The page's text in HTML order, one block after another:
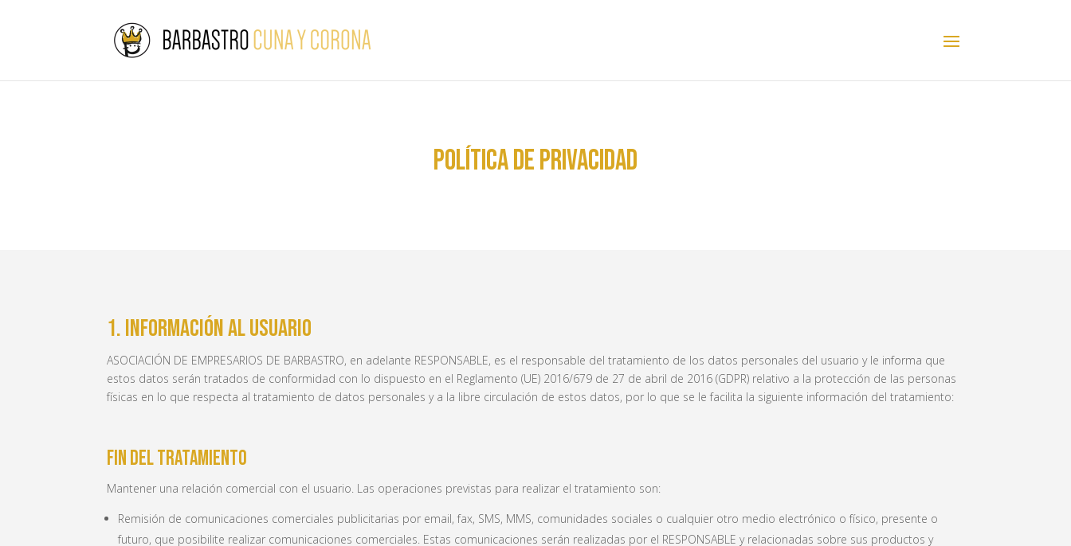
Política de privacidad
1. INFORMACIÓN AL USUARIO
ASOCIACIÓN DE EMPRESARIOS DE BARBASTRO, en adelante RESPONSABLE, es el responsable del tratamiento de los datos personales del usuario y le informa que
estos datos serán tratados de conformidad con lo dispuesto en el Reglamento (UE) 2016/679 de 27 de abril de 2016 (GDPR) relativo a la protección de las personas
físicas en lo que respecta al tratamiento de datos personales y a la libre circulación de estos datos, por lo que se le facilita la siguiente información del tratamiento:
Fin del tratamiento
Mantener una relación comercial con el usuario. Las operaciones previstas para realizar el tratamiento son:
Remisión de comunicaciones comerciales publicitarias por email, fax, SMS, MMS, comunidades sociales o cualquier otro medio electrónico o físico, presente o
futuro, que posibilite realizar comunicaciones comerciales. Estas comunicaciones serán realizadas por el RESPONSABLE y relacionadas sobre sus productos y